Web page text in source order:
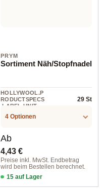
PRYM
Sortiment Näh/Stopfnadel
HOLLYWOOL.P
RODUCTSPECS
.LABEL.UNIT
29 St
4 Optionen
Regulärer Preis:
Ab
4,43 €
Preise inkl. MwSt. Endbetrag
wird beim Bestellen berechnet.
15 auf Lager
sortiert / silberfarbig / 19 St / 128147